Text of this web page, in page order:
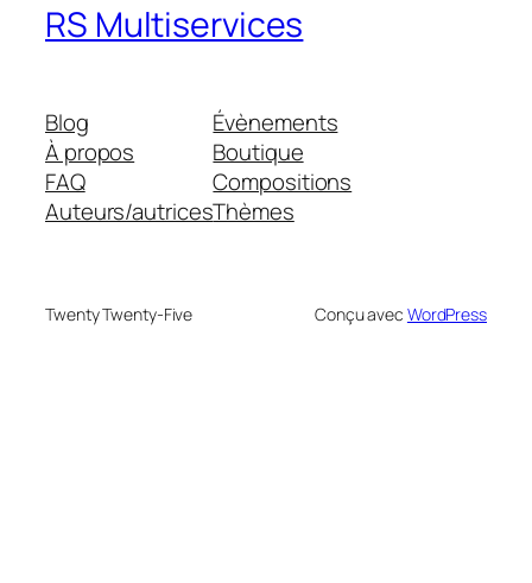
RS Multiservices
Blog
À propos
FAQ
Auteurs/autrices
Évènements
Boutique
Compositions
Thèmes
Twenty Twenty-Five Conçu avec WordPress